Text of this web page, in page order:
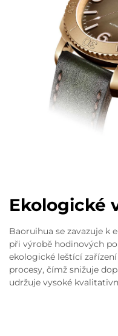
Ekologické
Baoruihua se zavazuje
při výrobě hodinových
ekologické leštící
procesy, čímž snižuje
udržuje vysoké